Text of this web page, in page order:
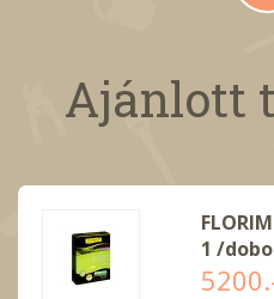
Ajánlott
1 /